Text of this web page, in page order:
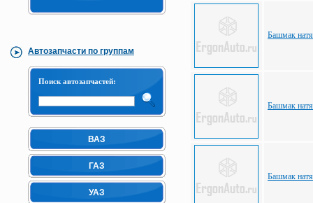
Автозапчасти по группам
Поиск автозапчастей:
ВАЗ
ГАЗ
УАЗ
Башмак
Башмак
Башмак